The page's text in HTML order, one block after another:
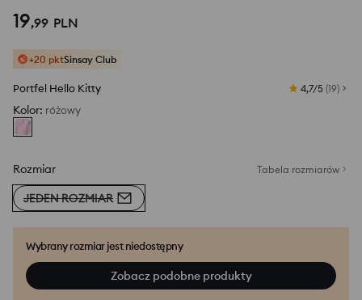
19,99 PLN
+20 pktSinsay Club
Portfel Hello Kitty 4,7/5 (19)
Kolor: różowy
Rozmiar Tabela rozmiarów
JEDEN ROZMIAR
Wybrany rozmiar jest niedostępny
Zobacz podobne produkty